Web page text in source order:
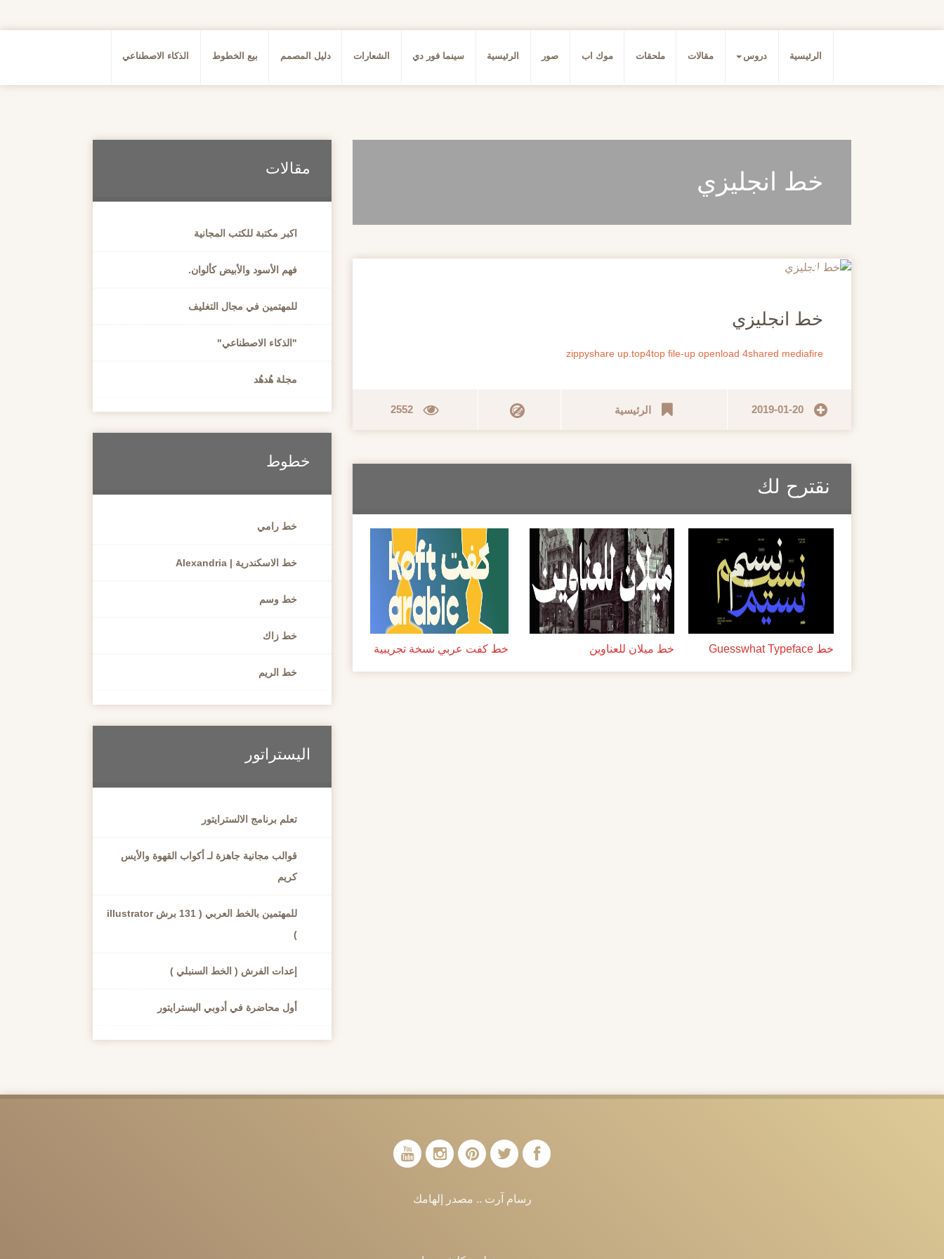
الرئيسية دروس مقالات ملحقات موك اب صور الرئيسية سينما فور دي الشعارات دليل المصمم بيع الخطوط الذكاء الاصطناعي
خط انجليزي
20
خط انجليزي
zippyshare up.top4top file-up openload 4shared mediafire
2019-01-20 الرئيسية 2552
نقترح لك
خط Guesswhat Typeface خط ميلان للعناوين خط كفت عربي نسخة تجريبية
مقالات
اكبر مكتبة للكتب المجانية
فهم الأسود والأبيض كألوان.
للمهتمين في مجال التغليف
"الذكاء الاصطناعي"
مجلة هُدهُد
خطوط
خط رامي
خط الاسكندرية | Alexandria
خط وسم
خط زاك
خط الريم
اليستراتور
تعلم برنامج الالسترايتور
قوالب مجانية جاهزة لـ أكواب القهوة والأيس
كريم
للمهتمين بالخط العربي ( 131 برش illustrator
)
إعدات الفرش ( الخط السنبلي )
أول محاضرة في أدوبي اليسترايتور
رسام آرت .. مصدر إلهامك